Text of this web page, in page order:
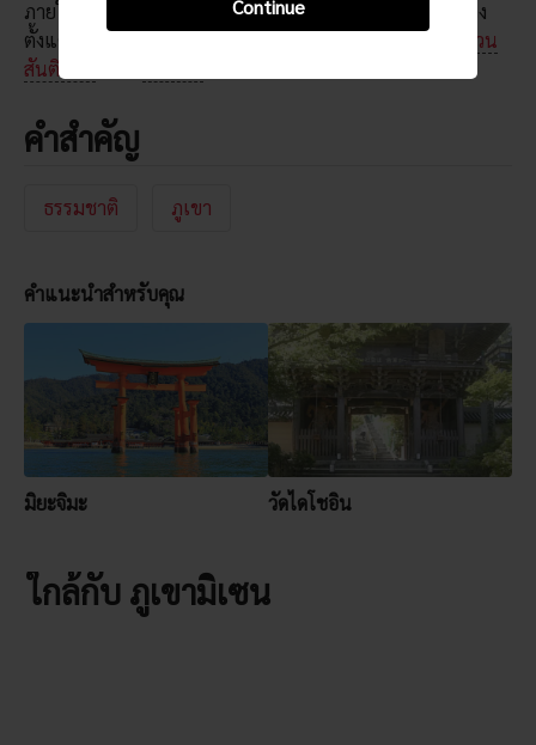
Continue
ภายในนั้น เปลวไฟซึ่งจุดโดยพระโคโบ ไดชิเองนั้นลุกโชตช่วง
ตั้งแต่นั้นเป็นต้นมาและยังถูกใช้เพื่อจุดไฟแห่งสันติภาพที่
สวน
สันติภาพ
คำสำคัญ
ธรรมชาติ ภูเขา
คำแนะนำสำหรับคุณ
มิยะจิมะ วัดไดโชอิน
ใกล้กับ ภูเขามิเซน